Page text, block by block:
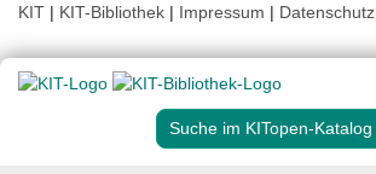
KIT | KIT-Bibliothek | Impressum | Datenschutz
Suche im KITopen-Katalog